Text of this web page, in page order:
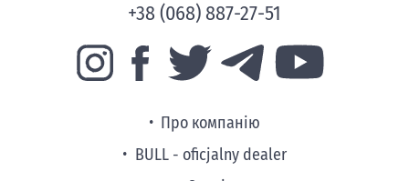
+38 (068) 887-27-51
Про компанію
BULL - oficjalny dealer